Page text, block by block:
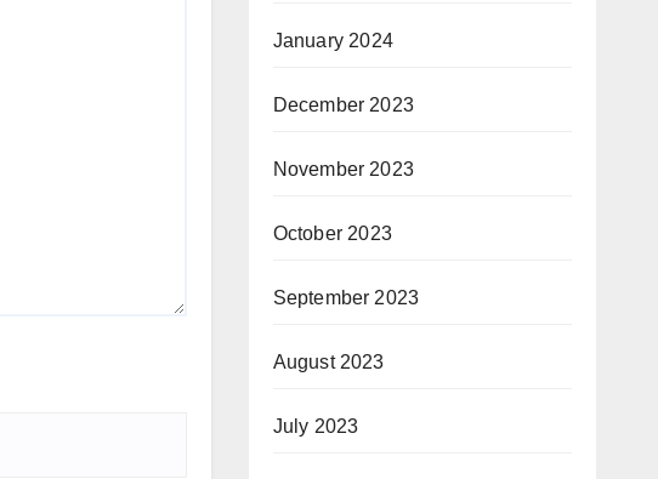
January 2024
December 2023
November 2023
October 2023
September 2023
August 2023
July 2023